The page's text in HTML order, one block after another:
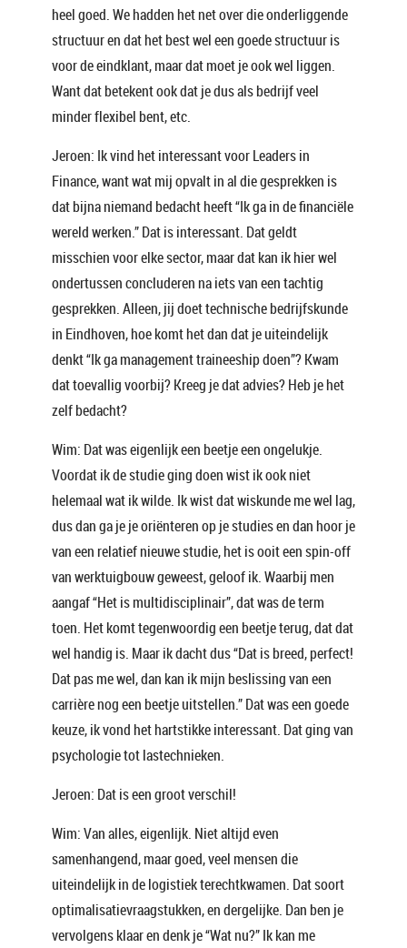
heel goed. We hadden het net over die onderliggende
structuur en dat het best wel een goede structuur is
voor de eindklant, maar dat moet je ook wel liggen.
Want dat betekent ook dat je dus als bedrijf veel
minder flexibel bent, etc.
Jeroen: Ik vind het interessant voor Leaders in
Finance, want wat mij opvalt in al die gesprekken is
dat bijna niemand bedacht heeft “Ik ga in de financiële
wereld werken.” Dat is interessant. Dat geldt
misschien voor elke sector, maar dat kan ik hier wel
ondertussen concluderen na iets van een tachtig
gesprekken. Alleen, jij doet technische bedrijfskunde
in Eindhoven, hoe komt het dan dat je uiteindelijk
denkt “Ik ga management traineeship doen”? Kwam
dat toevallig voorbij? Kreeg je dat advies? Heb je het
zelf bedacht?
Wim: Dat was eigenlijk een beetje een ongelukje.
Voordat ik de studie ging doen wist ik ook niet
helemaal wat ik wilde. Ik wist dat wiskunde me wel lag,
dus dan ga je je oriënteren op je studies en dan hoor je
van een relatief nieuwe studie, het is ooit een spin-off
van werktuigbouw geweest, geloof ik. Waarbij men
aangaf “Het is multidisciplinair”, dat was de term
toen. Het komt tegenwoordig een beetje terug, dat dat
wel handig is. Maar ik dacht dus “Dat is breed, perfect!
Dat pas me wel, dan kan ik mijn beslissing van een
carrière nog een beetje uitstellen.” Dat was een goede
keuze, ik vond het hartstikke interessant. Dat ging van
psychologie tot lastechnieken.
Jeroen: Dat is een groot verschil!
Wim: Van alles, eigenlijk. Niet altijd even
samenhangend, maar goed, veel mensen die
uiteindelijk in de logistiek terechtkwamen. Dat soort
optimalisatievraagstukken, en dergelijke. Dan ben je
vervolgens klaar en denk je “Wat nu?” Ik kan me